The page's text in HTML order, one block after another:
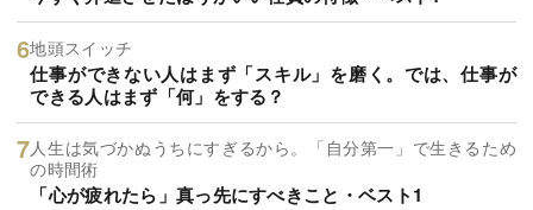
地頭スイッチ
仕事ができない人はまず「スキル」を磨く。では、仕事が
できる人はまず「何」をする？
人生は気づかぬうちにすぎるから。「自分第一」で生きるため
の時間術
「心が疲れたら」真っ先にすべきこと・ベスト1